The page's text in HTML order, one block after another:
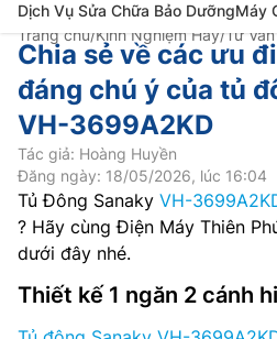
Dịch Vụ Sửa Chữa Bảo DưỡngMáy
Trang chủ/Kinh Nghiệm Hay/Tư
Chia sẻ về các ưu
đáng chú ý của tủ
VH-3699A2KD
Tác giả: Hoàng Huyền
Đăng ngày: 18/05/2026, lúc 16:04
Tủ Đông Sanaky VH-
? Hãy cùng Điện Máy Thiên
dưới đây nhé.
Thiết kế 1 ngăn 2 cánh